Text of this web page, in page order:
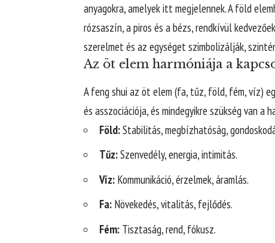
anyagokra, amelyek itt megjelennek. A föld
rózsaszín, a piros és a bézs, rendkívül
szerelmet és az egységet szimbolizálják,
Az öt elem harmóniája a
A feng shui az öt elem (fa, tűz, föld, fém, víz)
és asszociációja, és mindegyikre szükség van a
Föld:Stabilitás, megbízhatóság,
Tűz:Szenvedély, energia, intimitás.
Víz: Kommunikáció, érzelmek, áramlás.
Fa: Növekedés, vitalitás, fejlődés.
Fém: Tisztaság, rend, fókusz.